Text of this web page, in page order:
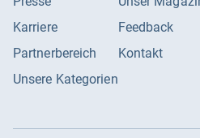
Karriere
Partnerbereich
Unsere Kategorien
Feedback
Kontakt